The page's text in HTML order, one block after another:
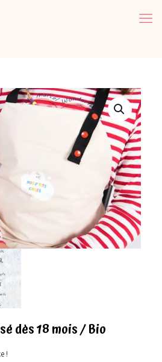
dès 18 mois / Bio
!